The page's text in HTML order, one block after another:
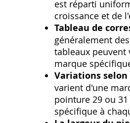
est réparti
croissance et de
Tableau de
généralement
tableaux peuvent
marque
Variations selon
varient d'une
pointure 29 ou
spécifique à